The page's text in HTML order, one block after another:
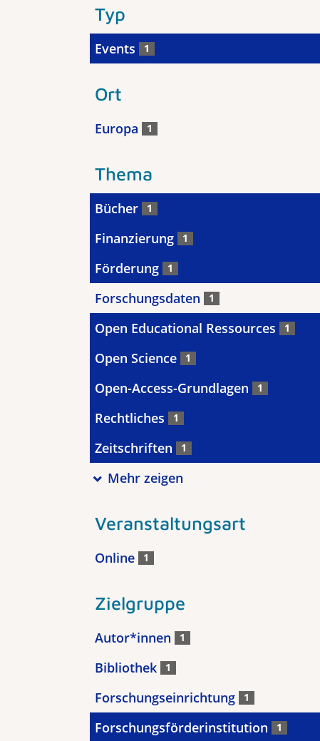
Typ
Events 1
Ort
Europa 1
Thema
Bücher 1
Finanzierung 1
Förderung 1
Forschungsdaten 1
Open Educational Ressources 1
Open Science 1
Open-Access-Grundlagen 1
Rechtliches 1
Zeitschriften 1
Mehr zeigen
Veranstaltungsart
Online 1
Zielgruppe
Autor*innen 1
Bibliothek 1
Forschungseinrichtung 1
Forschungsförderinstitution 1